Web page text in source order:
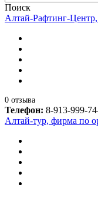
Поиск
Алтай-Рафтинг-
0 отзыва
Телефон: 8-913-999-
Алтай-тур, фирма по